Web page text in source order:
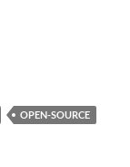
OPEN-SOURCE